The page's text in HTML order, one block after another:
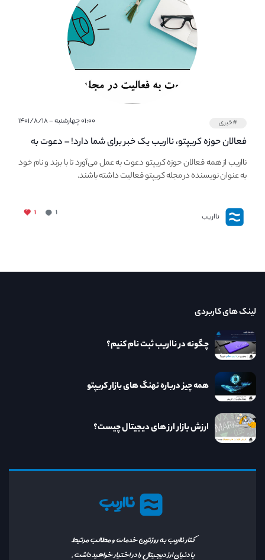
#خبری ۰۱:۰۰ چهارشنبه - ۱۴۰۱/۸/۱۸
فعالان حوزه کریپتو، نااریب یک خبر برای شما دارد! – دعوت به
فعالیت در مجله کریپتو
نااریب از همه فعالان حوزه کریپتو دعوت به عمل می‌آورد تا با برند و نام خود
به عنوان نویسنده در مجله کریپتو فعالیت داشته باشند.
نااریب ۱ ۱
نااریب
کنار نااریب به روزترین خدمات و مطالب مرتبط
با دنیای ارز دیجیتال را در اختیار خواهید داشت.
لینک های کاربردی
چگونه در نااریب ثبت نام کنیم؟
همه چیز درباره نهنگ های بازار کریپتو
ارزش بازار ارز های دیجیتال چیست؟